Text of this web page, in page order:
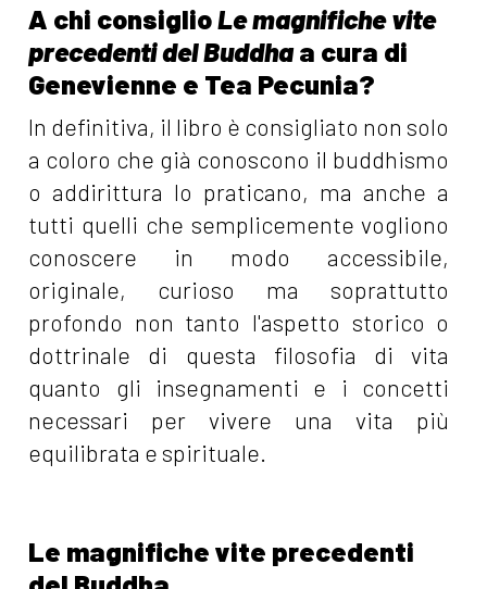
A chi consiglioLe magnifiche vite
precedenti del Buddhaa cura di
Genevienne e Tea Pecunia?
In definitiva, il libro è consigliato non solo
a coloro che già conoscono il buddhismo
o addirittura lo praticano, ma anche a
tutti quelli che semplicemente vogliono
conoscere in modo accessibile,
originale, curioso ma soprattutto
profondo non tanto l'aspetto storico o
dottrinale di questa filosofia di vita
quanto gli insegnamenti e i concetti
necessari per vivere una vita più
equilibrata e spirituale.
Le magnifiche vite precedenti